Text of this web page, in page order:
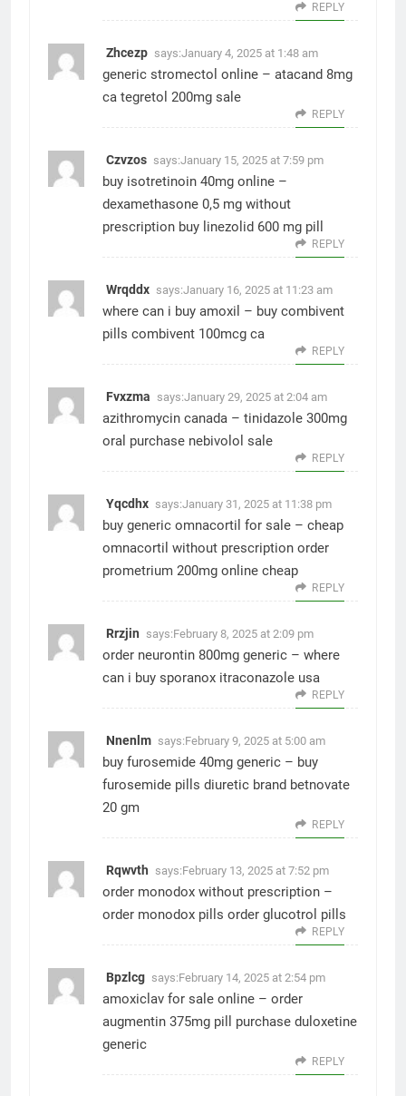
REPLY
Zhcezp says:January 4, 2025 at 1:48 am
generic stromectol online – atacand 8mg
ca tegretol 200mg sale
REPLY
Czvzos says:January 15, 2025 at 7:59 pm
buy isotretinoin 40mg online –
dexamethasone 0,5 mg without
prescription buy linezolid 600 mg pill
REPLY
Wrqddx says:January 16, 2025 at 11:23 am
where can i buy amoxil – buy combivent
pills combivent 100mcg ca
REPLY
Fvxzma says:January 29, 2025 at 2:04 am
azithromycin canada – tinidazole 300mg
oral purchase nebivolol sale
REPLY
Yqcdhx says:January 31, 2025 at 11:38 pm
buy generic omnacortil for sale – cheap
omnacortil without prescription order
prometrium 200mg online cheap
REPLY
Rrzjin says:February 8, 2025 at 2:09 pm
order neurontin 800mg generic – where
can i buy sporanox itraconazole usa
REPLY
Nnenlm says:February 9, 2025 at 5:00 am
buy furosemide 40mg generic – buy
furosemide pills diuretic brand betnovate
20 gm
REPLY
Rqwvth says:February 13, 2025 at 7:52 pm
order monodox without prescription –
order monodox pills order glucotrol pills
REPLY
Bpzlcg says:February 14, 2025 at 2:54 pm
amoxiclav for sale online – order
augmentin 375mg pill
purchase duloxetine
generic
REPLY